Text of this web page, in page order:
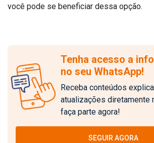
você pode se beneficiar dessa opção.
Tenha acesso a
no seu WhatsApp!
Receba conteúdos
atualizações diretamente
faça parte agora!
SEGUIR AGORA